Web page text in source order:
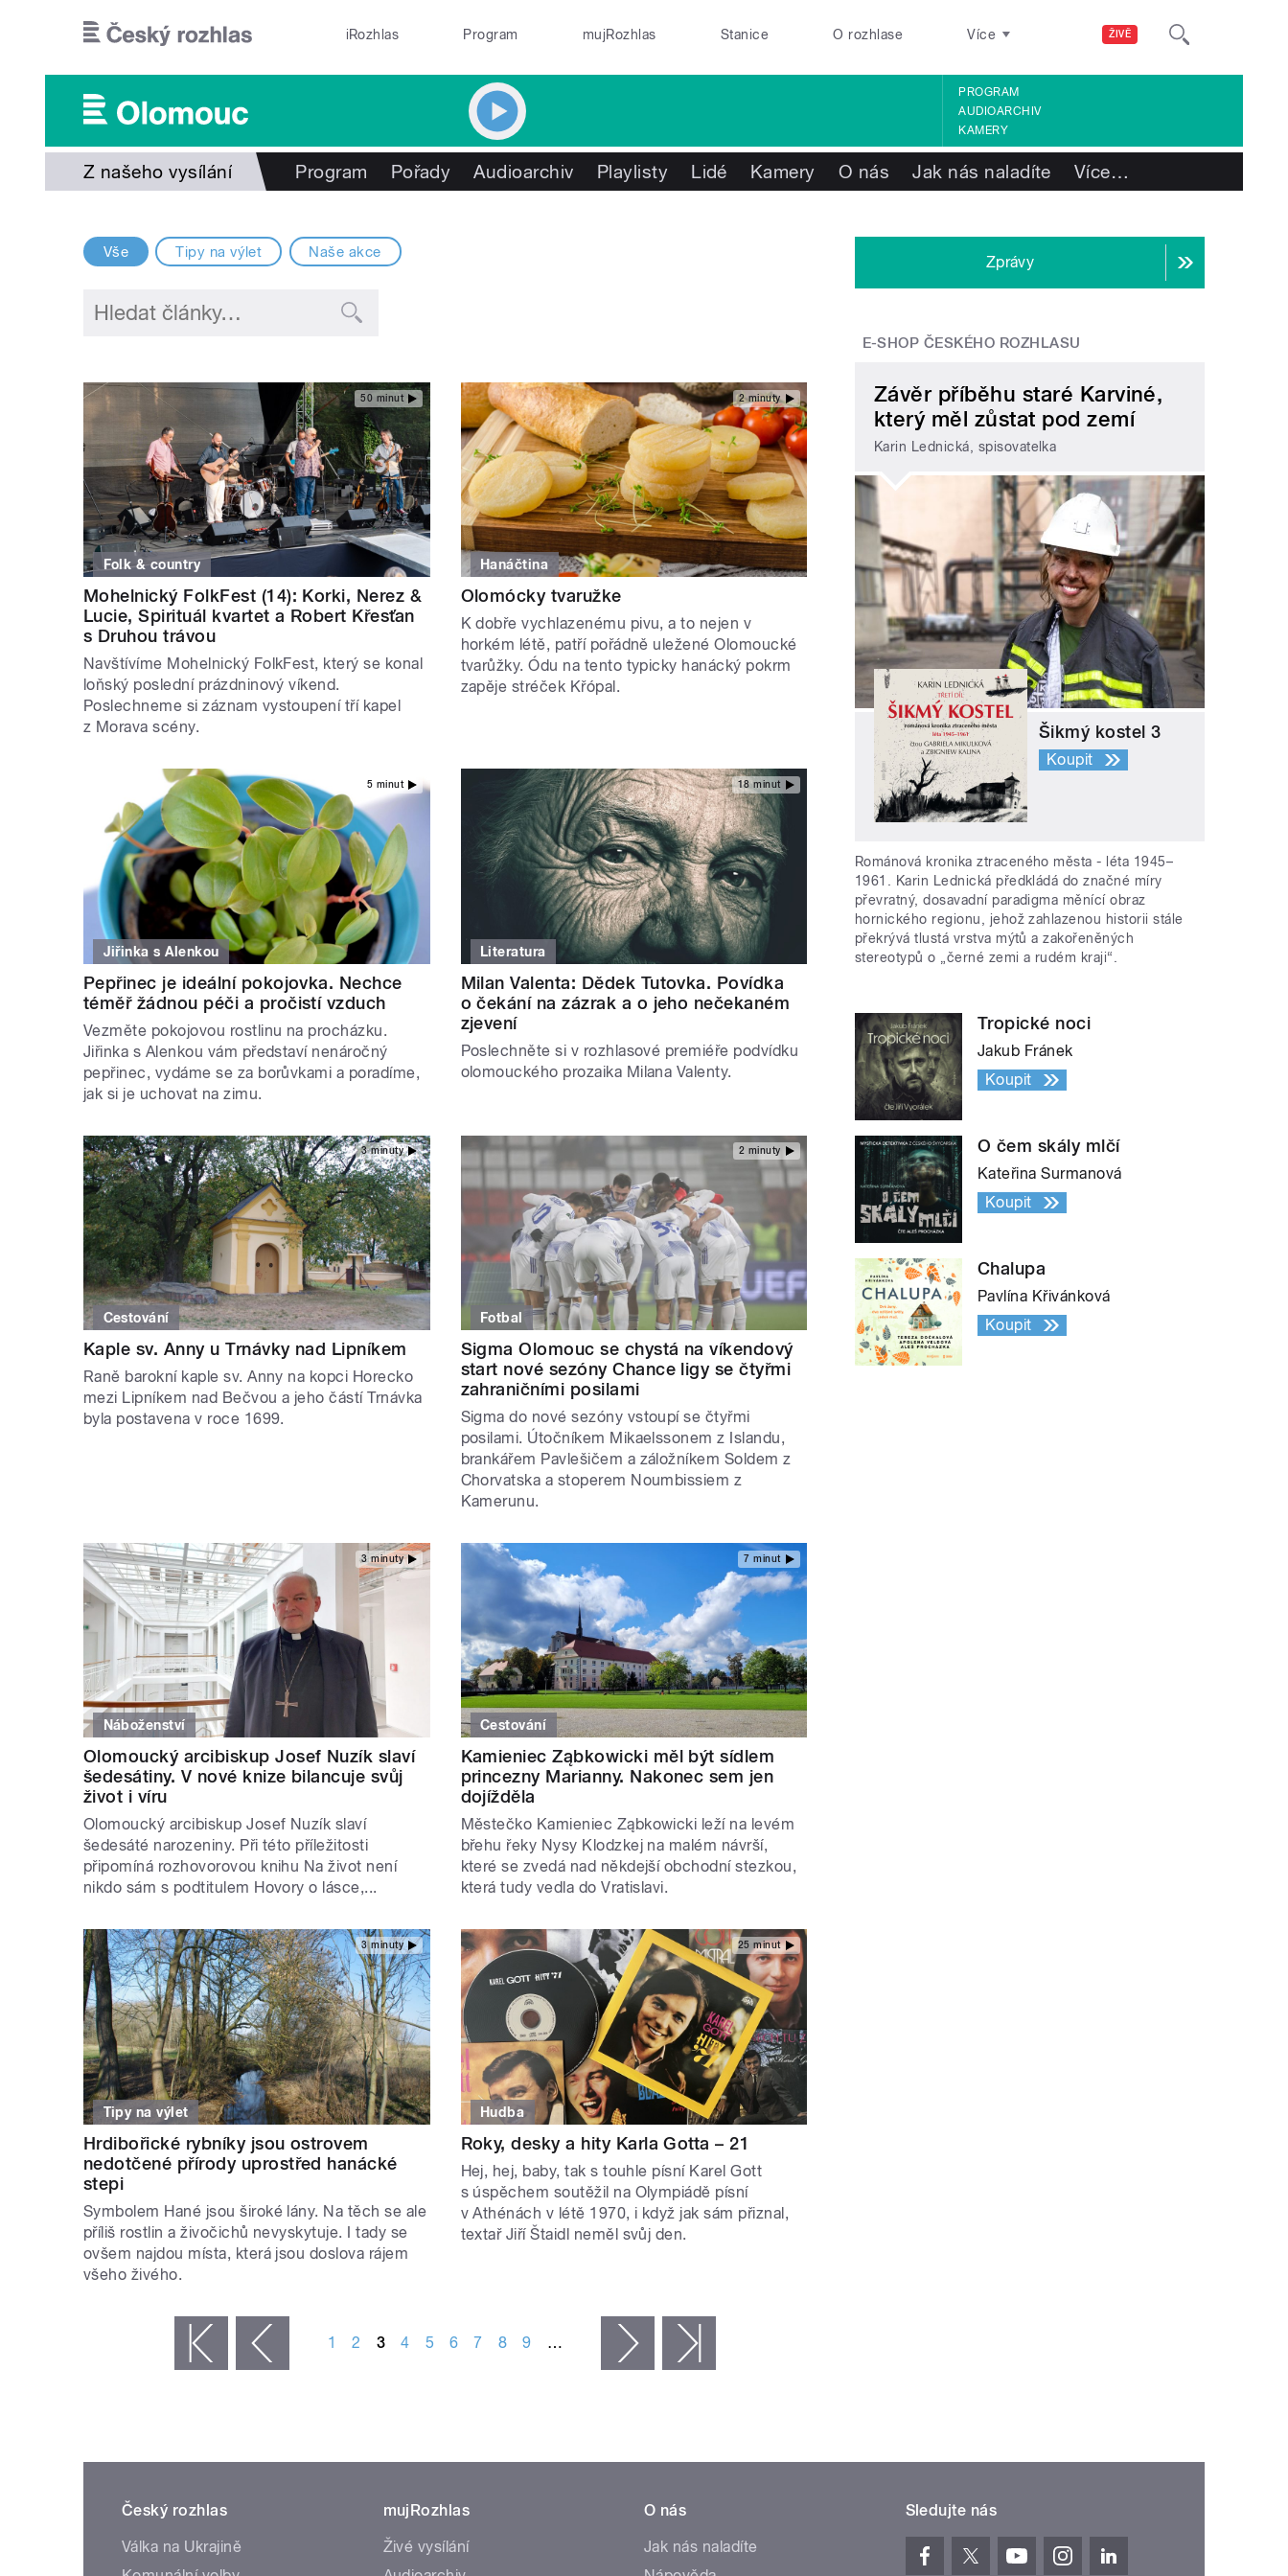
ŽIVĚ
iRozhlas Program mujRozhlas Stanice O rozhlase Více
PROGRAM
AUDIOARCHIV
KAMERY
Z našeho vysílání Program Pořady Audioarchiv Playlisty Lidé Kamery O nás Jak nás naladíte Více…
Vše Tipy na výlet Naše akce
50 minut
Folk & country
Mohelnický FolkFest (14): Korki, Nerez &
Lucie, Spirituál kvartet a Robert Křesťan
s Druhou trávou
Navštívíme Mohelnický FolkFest, který se konal
loňský poslední prázdninový víkend.
Poslechneme si záznam vystoupení tří kapel
z Morava scény.
2 minuty
Hanáčtina
Olomócky tvaružke
K dobře vychlazenému pivu, a to nejen v
horkém létě, patří pořádně uležené Olomoucké
tvarůžky. Ódu na tento typicky hanácký pokrm
zapěje stréček Křópal.
5 minut
Jiřinka s Alenkou
Pepřinec je ideální pokojovka. Nechce
téměř žádnou péči a pročistí vzduch
Vezměte pokojovou rostlinu na procházku.
Jiřinka s Alenkou vám představí nenáročný
pepřinec, vydáme se za borůvkami a poradíme,
jak si je uchovat na zimu.
18 minut
Literatura
Milan Valenta: Dědek Tutovka. Povídka
o čekání na zázrak a o jeho nečekaném
zjevení
Poslechněte si v rozhlasové premiéře podvídku
olomouckého prozaika Milana Valenty.
3 minuty
Cestování
Kaple sv. Anny u Trnávky nad Lipníkem
Raně barokní kaple sv. Anny na kopci Horecko
mezi Lipníkem nad Bečvou a jeho částí Trnávka
byla postavena v roce 1699.
2 minuty
Fotbal
Sigma Olomouc se chystá na víkendový
start nové sezóny Chance ligy se čtyřmi
zahraničními posilami
Sigma do nové sezóny vstoupí se čtyřmi
posilami. Útočníkem Mikaelssonem z Islandu,
brankářem Pavlešičem a záložníkem Soldem z
Chorvatska a stoperem Noumbissiem z
Kamerunu.
3 minuty
Náboženství
Olomoucký arcibiskup Josef Nuzík slaví
šedesátiny. V nové knize bilancuje svůj
život i víru
Olomoucký arcibiskup Josef Nuzík slaví
šedesáté narozeniny. Při této příležitosti
připomíná rozhovorovou knihu Na život není
nikdo sám s podtitulem Hovory o lásce,...
7 minut
Cestování
Kamieniec Ząbkowicki měl být sídlem
princezny Marianny. Nakonec sem jen
dojížděla
Městečko Kamieniec Ząbkowicki leží na levém
břehu řeky Nysy Klodzkej na malém návrší,
které se zvedá nad někdejší obchodní stezkou,
která tudy vedla do Vratislavi.
3 minuty
Tipy na výlet
Hrdibořické rybníky jsou ostrovem
nedotčené přírody uprostřed hanácké
stepi
Symbolem Hané jsou široké lány. Na těch se ale
příliš rostlin a živočichů nevyskytuje. I tady se
ovšem najdou místa, která jsou doslova rájem
všeho živého.
25 minut
Hudba
Roky, desky a hity Karla Gotta – 21
Hej, hej, baby, tak s touhle písní Karel Gott
s úspěchem soutěžil na Olympiádě písní
v Athénách v létě 1970, i když jak sám přiznal,
textař Jiří Štaidl neměl svůj den.
‹ předchozí 1 2 3 4 5 6 7 8 9 … následující ›
Zprávy
E-SHOP ČESKÉHO ROZHLASU
Závěr příběhu staré Karviné,
který měl zůstat pod zemí
Karin Lednická, spisovatelka
Šikmý kostel 3
Koupit
Románová kronika ztraceného města - léta 1945–
1961. Karin Lednická předkládá do značné míry
převratný, dosavadní paradigma měnící obraz
hornického regionu, jehož zahlazenou historii stále
překrývá tlustá vrstva mýtů a zakořeněných
stereotypů o „černé zemi a rudém kraji“.
Tropické noci
Jakub Fránek
Koupit
O čem skály mlčí
Kateřina Surmanová
Koupit
Chalupa
Pavlína Křivánková
Koupit
Český rozhlas
Válka na Ukrajině
mujRozhlas
Živé vysílání
O nás
Jak nás naladíte
Sledujte nás